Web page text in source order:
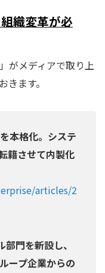
織変革が必
がメディアで取り上
ます。
本格化。システ
籍させて内製化
articles/2
門を新設し、
ープ企業からの